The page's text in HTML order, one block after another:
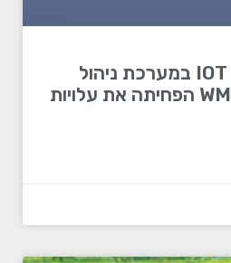
שילוב טכנולוגית IOT במערכת ניהול
המחסן WMS RELS הפחיתה את עלויות